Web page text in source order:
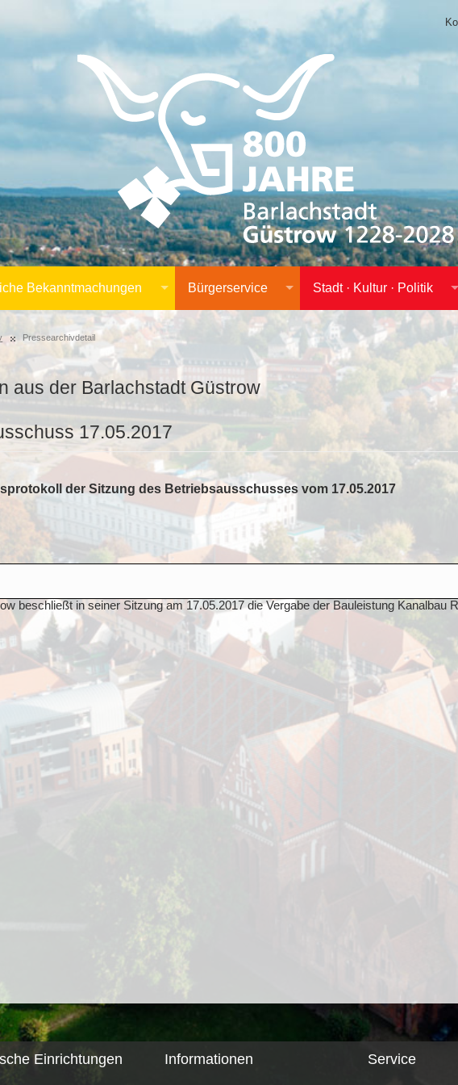
Bekanntmachungen Bürgerservice Stadt · Kultur · Politik
Pressearchivdetail
aus der Barlachstadt Güstrow
17.05.2017
der Sitzung des Betriebsausschusses vom 17.05.2017
beschließt in seiner Sitzung am 17.05.2017 die Vergabe der Bauleistung Kanalbau
Einrichtungen Informationen Service